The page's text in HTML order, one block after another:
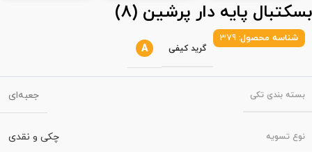
بسکتبال پایه دار پرشین (8)
شناسه محصول: 379
گرید کیفی A
بسته‌ بندی تکی جعبه‌ای
نوع تسویه چکی و نقدی